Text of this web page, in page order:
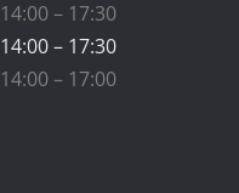
14:00 – 17:30
14:00 – 17:30
14:00 – 17:00